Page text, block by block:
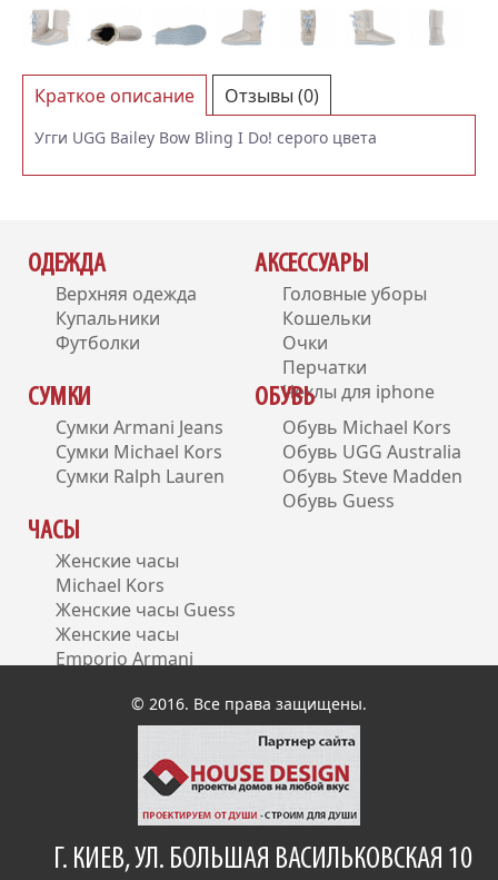
Краткое описание
Угги UGG Bailey Bow Bling I Do! серого цвета
Отзывы (0)
ОДЕЖДА
Верхняя одежда
Купальники
Футболки
АКСЕССУАРЫ
Головные уборы
Кошельки
Очки
Перчатки
Чехлы для iphone
СУМКИ
Сумки Armani Jeans
Сумки Michael Kors
Сумки Ralph Lauren
ОБУВЬ
Обувь Michael Kors
Обувь UGG Australia
Обувь Steve Madden
Обувь Guess
ЧАСЫ
Женские часы
Michael Kors
Женские часы Guess
Женские часы
Emporio Armani
© 2016. Все права защищены.
Г. КИЕВ, УЛ. БОЛЬШАЯ ВАСИЛЬКОВСКАЯ 10